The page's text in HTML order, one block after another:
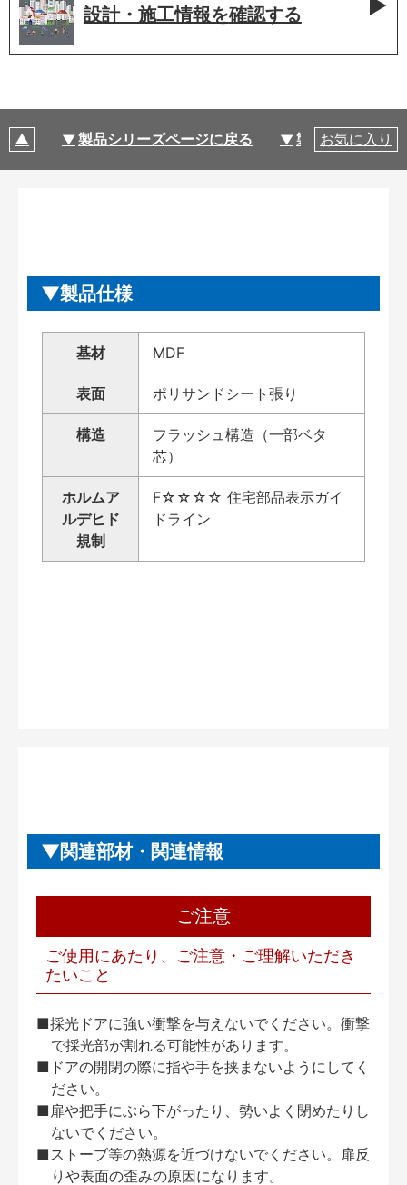
設計・施工情報を確認する
製品シリーズページに戻る 製品仕様
お気に入り
製品仕様
基材 MDF
表面 ポリサンドシート張り
構造
フラッシュ構造（一部ベタ
芯）
ホルムア
ルデヒド
規制
F☆☆☆☆ 住宅部品表示ガイ
ドライン
関連部材・関連情報
ご注意
ご使用にあたり、ご注意・ご理解いただき
たいこと
■採光ドアに強い衝撃を与えないでください。衝撃
で採光部が割れる可能性があります。
■ドアの開閉の際に指や手を挟まないようにしてく
ださい。
■扉や把手にぶら下がったり、勢いよく閉めたりし
ないでください。
■ストーブ等の熱源を近づけないでください。扉反
りや表面の歪みの原因になります。